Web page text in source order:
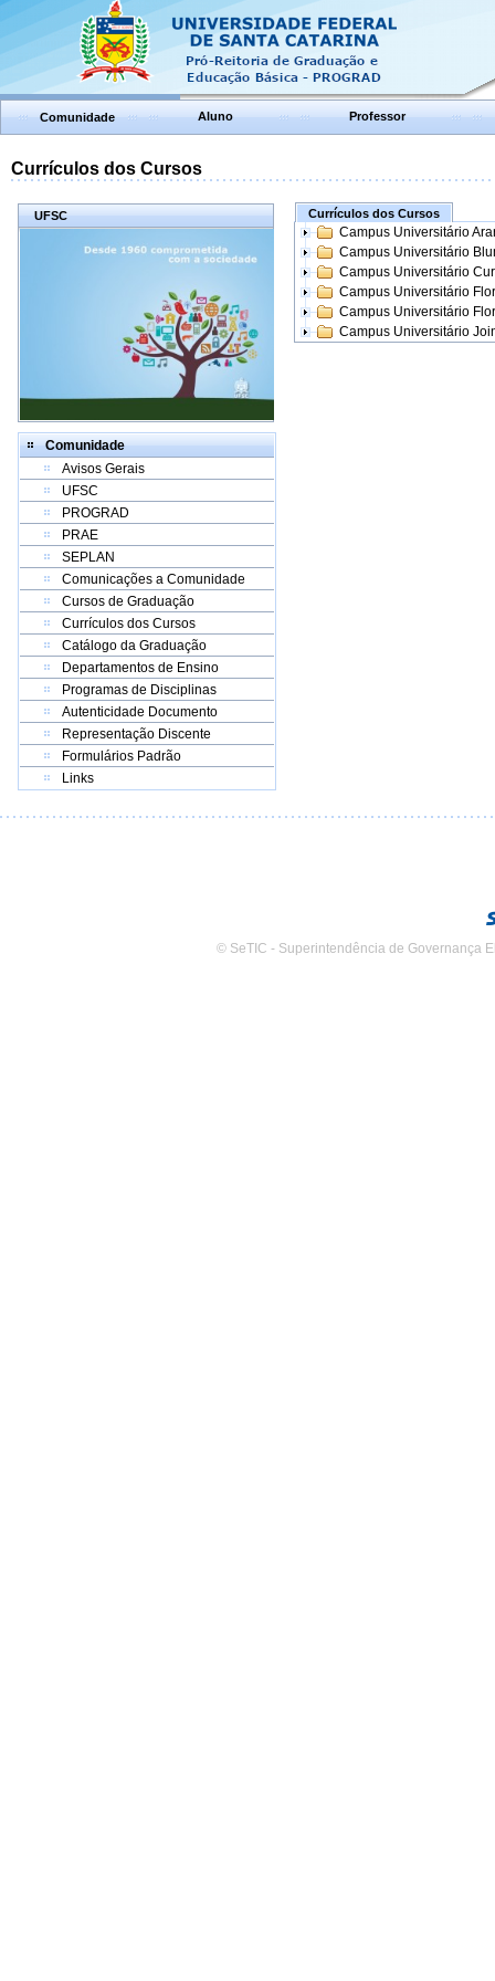
Comunidade Aluno Professor
Currículos dos Cursos
UFSC
Comunidade
Avisos Gerais
UFSC
PROGRAD
PRAE
SEPLAN
Comunicações a Comunidade
Cursos de Graduação
Currículos dos Cursos
Catálogo da Graduação
Departamentos de Ensino
Programas de Disciplinas
Autenticidade Documento
Representação Discente
Formulários Padrão
Links
Currículos dos Cursos
Campus Universitário
Campus Universitário
Campus Universitário
Campus Universitário
Campus Universitário
Campus Universitário
© SeTIC - Superintendência de Governança